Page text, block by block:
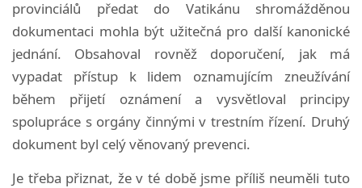
provinciálů předat do Vatikánu shromážděnou
dokumentaci mohla být užitečná pro další kanonické
jednání. Obsahoval rovněž doporučení, jak má
vypadat přístup k lidem oznamujícím zneužívání
během přijetí oznámení a vysvětloval principy
spolupráce s orgány činnými v trestním řízení. Druhý
dokument byl celý věnovaný prevenci.
Je třeba přiznat, že v té době jsme příliš neuměli tuto